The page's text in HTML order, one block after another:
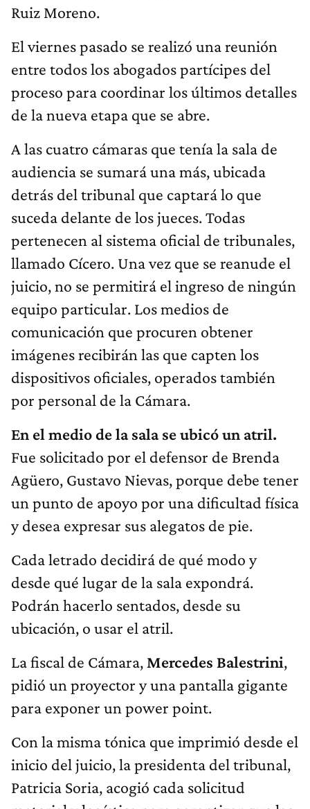
Ruiz Moreno.
El viernes pasado se realizó una reunión
entre todos los abogados partícipes del
proceso para coordinar los últimos detalles
de la nueva etapa que se abre.
A las cuatro cámaras que tenía la sala de
audiencia se sumará una más, ubicada
detrás del tribunal que captará lo que
suceda delante de los jueces. Todas
pertenecen al sistema oficial de tribunales,
llamado Cícero. Una vez que se reanude el
juicio, no se permitirá el ingreso de ningún
equipo particular. Los medios de
comunicación que procuren obtener
imágenes recibirán las que capten los
dispositivos oficiales, operados también
por personal de la Cámara.
En el medio de la sala se ubicó un atril.
Fue solicitado por el defensor de Brenda
Agüero, Gustavo Nievas, porque debe tener
un punto de apoyo por una dificultad física
y desea expresar sus alegatos de pie.
Cada letrado decidirá de qué modo y
desde qué lugar de la sala expondrá.
Podrán hacerlo sentados, desde su
ubicación, o usar el atril.
La fiscal de Cámara, Mercedes Balestrini,
pidió un proyector y una pantalla gigante
para exponer un power point.
Con la misma tónica que imprimió desde el
inicio del juicio, la presidenta del tribunal,
Patricia Soria, acogió cada solicitud